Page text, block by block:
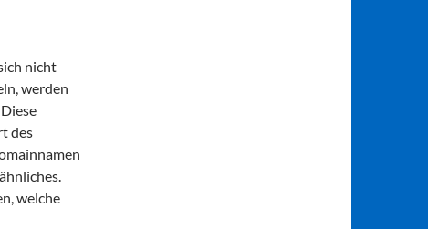
nicht
werden
des
welche